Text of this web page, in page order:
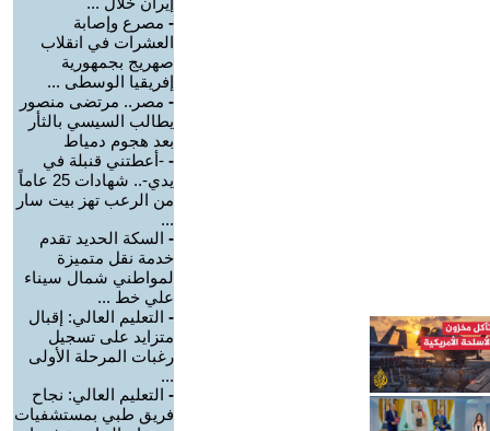
- مصرع وإصابة
العشرات في انقلاب
صهريج بجمهورية
إفريقيا الوسطى ...
- مصر.. مرتضى منصور
يطالب السيسي بالثأر
بعد هجوم دمياط
- -أعطتني قنبلة في
يدي-.. شهادات 25 عاماً
من الرعب تهز بيت سار
...
- السكة الحديد تقدم
خدمة نقل متميزة
لمواطني شمال سيناء
علي خط ...
- التعليم العالي: إقبال
متزايد على تسجيل
رغبات المرحلة الأولى
...
- التعليم العالي: نجاح
فريق طبي بمستشفيات